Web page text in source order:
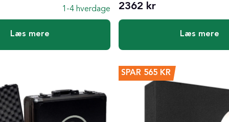
1-4 hverdage
Læs mere
2362 kr
Læs mere
SPAR 565 KR